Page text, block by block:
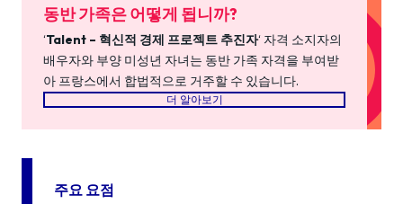
동반 가족은 어떻게 됩니까?
‘Talent – 혁신적 경제 프로젝트 추진자‘ 자격 소지자의
배우자와 부양 미성년 자녀는 동반 가족 자격을 부여받
아 프랑스에서 합법적으로 거주할 수 있습니다.
더 알아보기
주요 요점